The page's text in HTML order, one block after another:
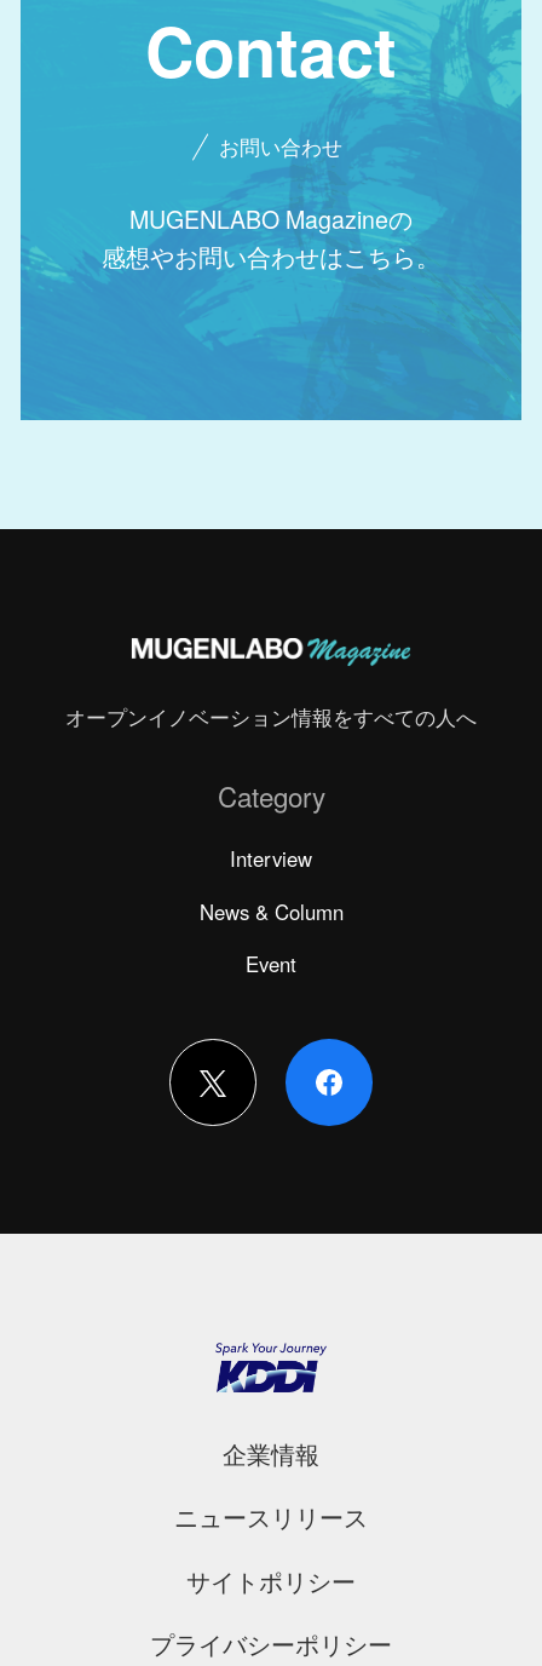
Contact
お問い合わせ
MUGENLABO Magazineの
感想やお問い合わせはこちら。
オープンイノベーション情報をすべての人へ
Category
Interview
News & Column
Event
企業情報
ニュースリリース
サイトポリシー
プライバシーポリシー